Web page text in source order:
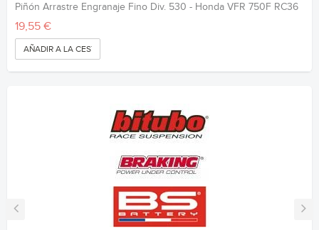
Piñón Arrastre Engranaje Fino Div. 530 - Honda VFR 750F RC36
19,55 €
AÑADIR A LA CESTA